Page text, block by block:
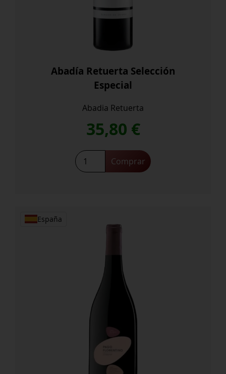
Abadía Retuerta Selección
Especial
Abadia Retuerta
35,80 €
Abadía
Retuerta
Comprar
España